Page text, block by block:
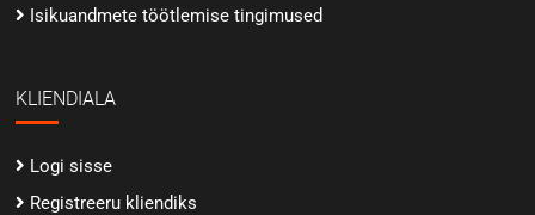
Isikuandmete töötlemise tingimused
KLIENDIALA
Logi sisse
Registreeru kliendiks